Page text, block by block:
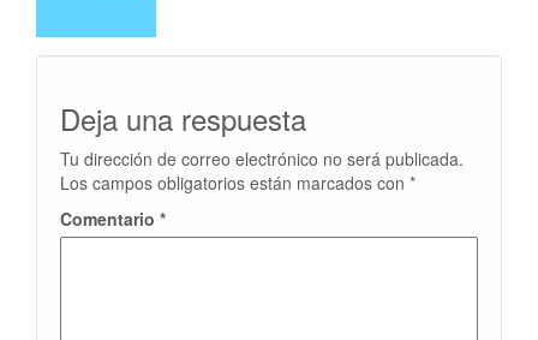
Deja una respuesta
Tu dirección de correo electrónico no será publicada.
Los campos obligatorios están marcados con *
Comentario *